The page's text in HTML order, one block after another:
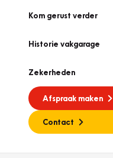
Kom gerust verder
Historie vakgarage
Zekerheden
Afspraak maken
Contact